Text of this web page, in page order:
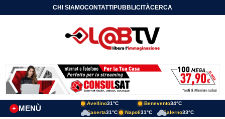
CHI SIAMOCONTATTIPUBBLICITÀCERCA
MENÙ
+
Avellino31°C Benevento34°C
Caserta31°C Napoli31°C Salerno33°C